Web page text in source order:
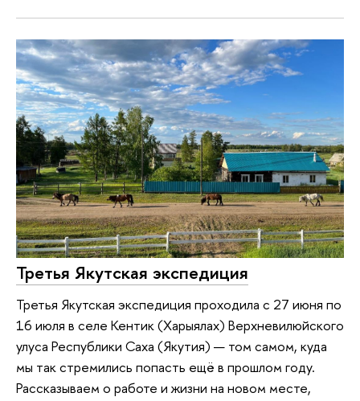
Третья Якутская экспедиция
Третья Якутская экспедиция проходила с 27 июня по
16 июля в селе Кентик (Харыялах) Верхневилюйского
улуса Республики Саха (Якутия) — том самом, куда
мы так стремились попасть ещё в прошлом году.
Рассказываем о работе и жизни на новом месте,